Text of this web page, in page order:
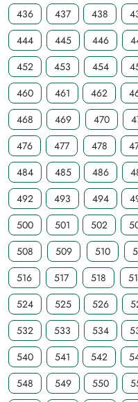
436 437 438
444
445 446
452
453 454
460
461 462
468
469 470
476
477 478
484
485 486
492
493 494
500
501 502
508
509 510
516
517 518
524
525 526
532
533 534
540
541 542
548
549 550